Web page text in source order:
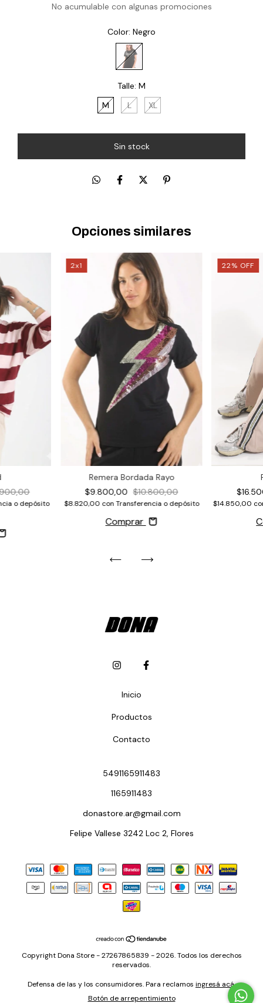
No acumulable con algunas promociones
Color: Negro
Talle: M
M
L XL
Opciones similares
o depósito
2x1
Remera Bordada Rayo
$9.800,00 $10.800,00
$8.820,00 conTransferencia o depósito
Comprar
22% OFF
$14.850,00
Inicio
Productos
Contacto
5491165911483
1165911483
donastore.ar@gmail.com
Felipe Vallese 3242 Loc 2, Flores
Copyright Dona Store - 27267865839 - 2026. Todos los derechos
reservados.
Defensa de las y los consumidores. Para reclamos ingresá acá.
Botón de arrepentimiento